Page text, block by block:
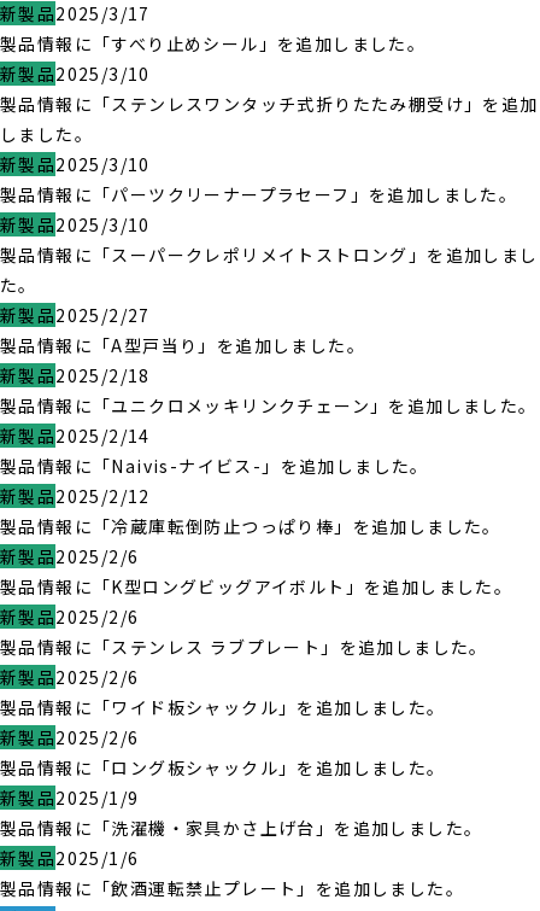
新製品2025/3/17
製品情報に「すべり止めシール」を追加しました。
新製品2025/3/10
製品情報に「ステンレスワンタッチ式折りたたみ棚受け」を追加
しました。
新製品2025/3/10
製品情報に「パーツクリーナープラセーフ」を追加しました。
新製品2025/3/10
製品情報に「スーパークレポリメイトストロング」を追加しまし
た。
新製品2025/2/27
製品情報に「A型戸当り」を追加しました。
新製品2025/2/18
製品情報に「ユニクロメッキリンクチェーン」を追加しました。
新製品2025/2/14
製品情報に「Naivis-ナイビス-」を追加しました。
新製品2025/2/12
製品情報に「冷蔵庫転倒防止つっぱり棒」を追加しました。
新製品2025/2/6
製品情報に「K型ロングビッグアイボルト」を追加しました。
新製品2025/2/6
製品情報に「ステンレス ラブプレート」を追加しました。
新製品2025/2/6
製品情報に「ワイド板シャックル」を追加しました。
新製品2025/2/6
製品情報に「ロング板シャックル」を追加しました。
新製品2025/1/9
製品情報に「洗濯機・家具かさ上げ台」を追加しました。
新製品2025/1/6
製品情報に「飲酒運転禁止プレート」を追加しました。